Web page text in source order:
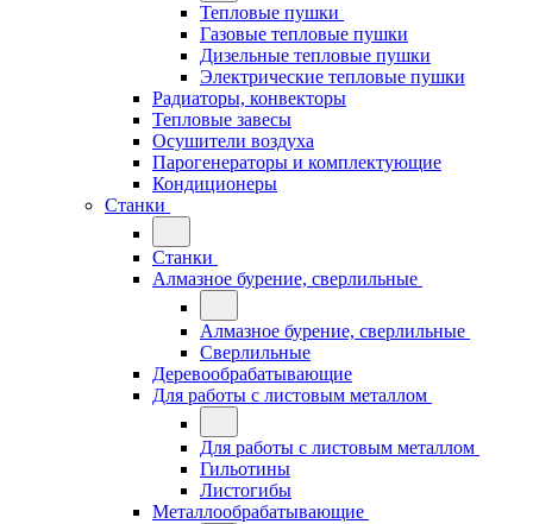
Тепловые пушки
Газовые тепловые пушки
Дизельные тепловые пушки
Электрические тепловые пушки
Радиаторы, конвекторы
Тепловые завесы
Осушители воздуха
Парогенераторы и комплектующие
Кондиционеры
Станки
Станки
Алмазное бурение, сверлильные
Алмазное бурение, сверлильные
Сверлильные
Деревообрабатывающие
Для работы с листовым металлом
Для работы с листовым металлом
Гильотины
Листогибы
Металлообрабатывающие